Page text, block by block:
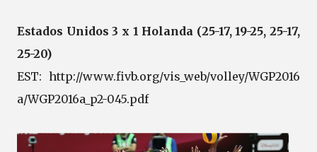
Estados Unidos 3 x 1 Holanda (25-17, 19-25, 25-17,
25-20)
EST: http://www.fivb.org/vis_web/volley/WGP2016
a/WGP2016a_p2-045.pdf